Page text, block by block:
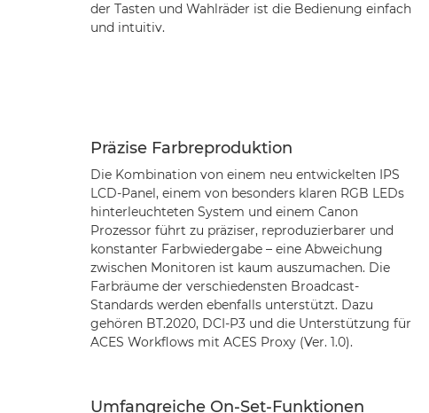
der Tasten und Wahlräder ist die Bedienung einfach
und intuitiv.
Präzise Farbreproduktion
Die Kombination von einem neu entwickelten IPS
LCD-Panel, einem von besonders klaren RGB LEDs
hinterleuchteten System und einem Canon
Prozessor führt zu präziser, reproduzierbarer und
konstanter Farbwiedergabe – eine Abweichung
zwischen Monitoren ist kaum auszumachen. Die
Farbräume der verschiedensten Broadcast-
Standards werden ebenfalls unterstützt. Dazu
gehören BT.2020, DCI-P3 und die Unterstützung für
ACES Workflows mit ACES Proxy (Ver. 1.0).
Umfangreiche On-Set-Funktionen